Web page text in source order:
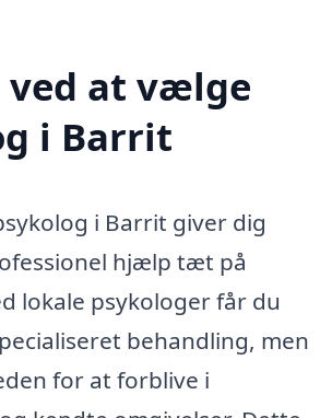
ved at vælge
i Barrit
i Barrit giver dig
hjælp tæt på
lokale psykologer får du
behandling, men
for at forblive i